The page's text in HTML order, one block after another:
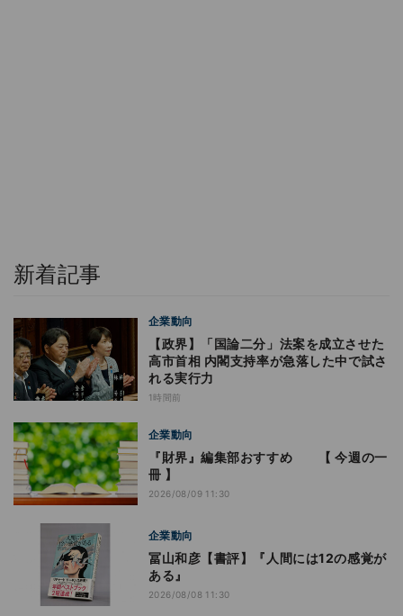
新着記事
企業動向
【政界】「国論二分」法案を成立させた
高市首相 内閣支持率が急落した中で試さ
れる実行力
1時間前
企業動向
『財界』編集部おすすめ 【 今週の一
冊 】
2026/08/09 11:30
企業動向
冨山和彦【書評】『人間には12の感覚が
ある』
2026/08/08 11:30